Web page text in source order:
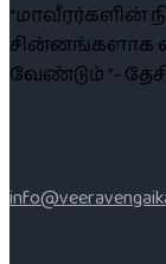
“மாவீரர்களின்
சின்னங்களாக
வேண்டும் ”-